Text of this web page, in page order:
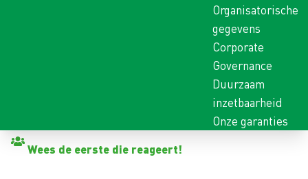
Organisatorische
gegevens
Corporate
Governance
Duurzaam
inzetbaarheid
Onze garanties
Wees de eerste die reageert!